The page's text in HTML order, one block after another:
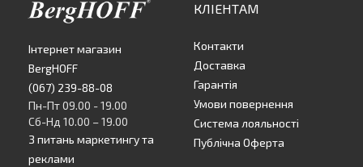
Інтернет магазин
BergHOFF
(067) 239-88-08
Пн-Пт 09.00 - 19.00
Сб-Нд 10.00 – 19.00
З питань маркетингу та
реклами
КЛІЕНТАМ
Контакти
Доставка
Гарантія
Умови повернення
Система лояльності
Публічна Оферта